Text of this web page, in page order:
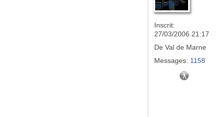
Inscrit:
27/03/2006 21:17
De Val de Marne
Messages: 1158